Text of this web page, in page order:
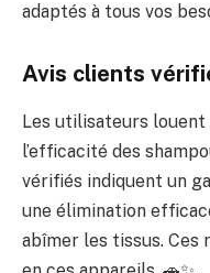
adaptés à tous vos
Avis clients
Les utilisateurs
l’efficacité des
vérifiés indiquent un
une élimination
abîmer les tissus.